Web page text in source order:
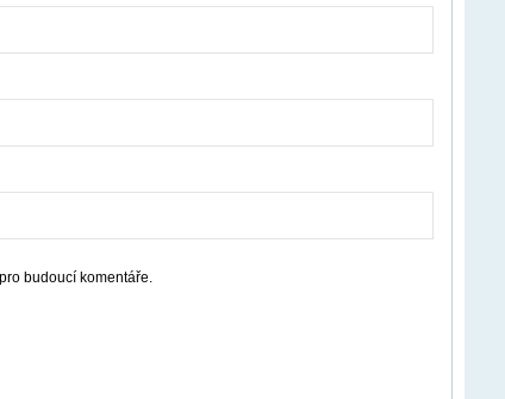
budoucí komentáře.